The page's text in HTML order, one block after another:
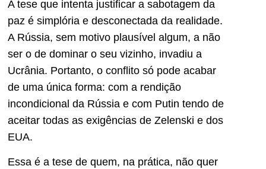
A tese que intenta justificar a sabotagem da
paz é simplória e desconectada da realidade.
A Rússia, sem motivo plausível algum, a não
ser o de dominar o seu vizinho, invadiu a
Ucrânia. Portanto, o conflito só pode acabar
de uma única forma: com a rendição
incondicional da Rússia e com Putin tendo de
aceitar todas as exigências de Zelenski e dos
EUA.
Essa é a tese de quem, na prática, não quer